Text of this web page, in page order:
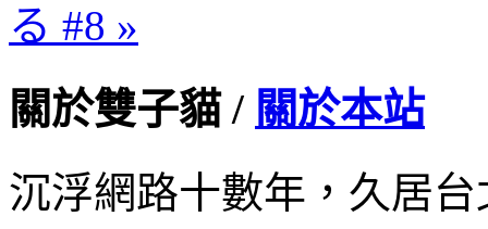
る #8 »
關於雙子貓 / 關於本站
沉浮網路十數年，久居